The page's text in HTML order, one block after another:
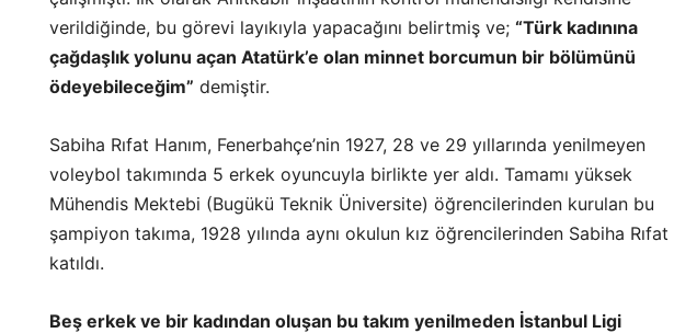
verildiğinde, bu görevi layıkıyla yapacağını belirtmiş ve; “Türk kadınına
çağdaşlık yolunu açan Atatürk’e olan minnet borcumun bir bölümünü
ödeyebileceğim” demiştir.
Sabiha Rıfat Hanım, Fenerbahçe’nin 1927, 28 ve 29 yıllarında yenilmeyen
voleybol takımında 5 erkek oyuncuyla birlikte yer aldı. Tamamı yüksek
Mühendis Mektebi (Bugükü Teknik Üniversite) öğrencilerinden kurulan bu
şampiyon takıma, 1928 yılında aynı okulun kız öğrencilerinden Sabiha Rıfat
katıldı.
Beş erkek ve bir kadından oluşan bu takım yenilmeden İstanbul Ligi